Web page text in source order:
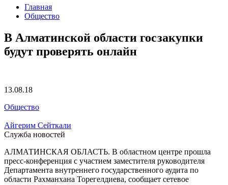
Главная
Общество
В Алматинской области госзакупки
будут проверять онлайн
13.08.18
Общество
Айгерим Сейткали
Служба новостей
АЛМАТИНСКАЯ ОБЛАСТЬ. В областном центре прошла
пресс-конференция с участием заместителя руководителя
Департамента внутреннего государственного аудита по
области Рахманхана Торегелдиева, сообщает сетевое